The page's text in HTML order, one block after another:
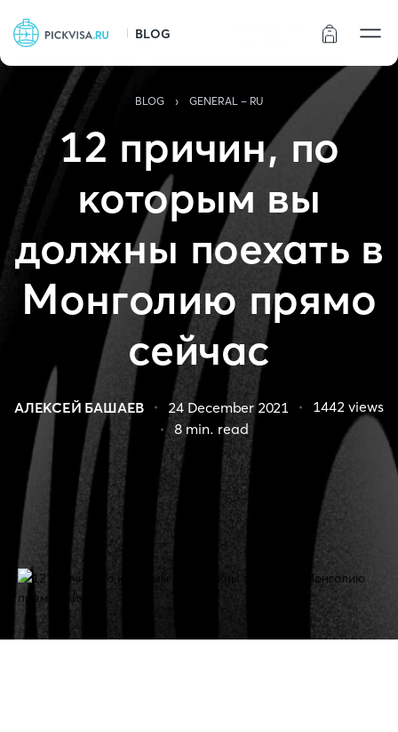
BLOG
BLOG › GENERAL - RU
12 причин, по
которым вы
должны поехать в
Монголию прямо
сейчас
АЛЕКСЕЙ БАШАЕВ 24 December 2021 1442 views
8min. read